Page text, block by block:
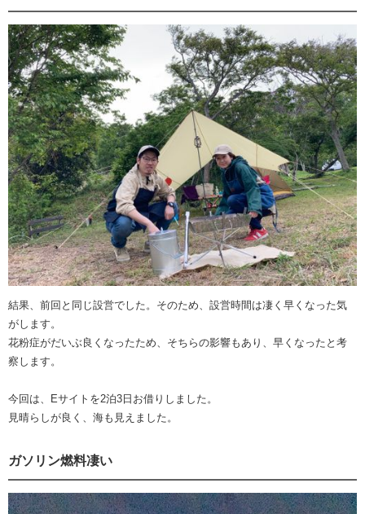
結果、前回と同じ設営でした。そのため、設営時間は凄く早くなった気
がします。
花粉症がだいぶ良くなったため、そちらの影響もあり、早くなったと考
察します。
今回は、Eサイトを2泊3日お借りしました。
見晴らしが良く、海も見えました。
ガソリン燃料凄い